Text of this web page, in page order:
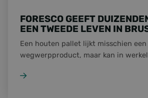
FORESCO GEEFT
EEN TWEEDE LEVEN IN
Een houten pallet lijkt misschien een
wegwerpproduct, maar kan in
tussen Build Circular Brussels,